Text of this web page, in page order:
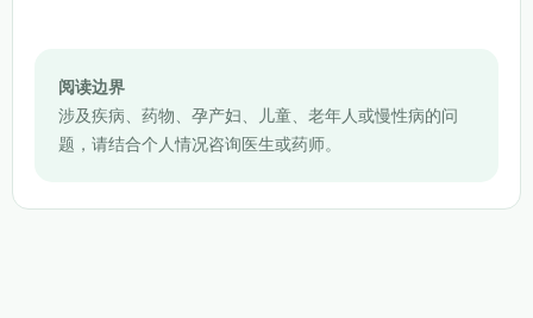
阅读边界
涉及疾病、药物、孕产妇、儿童、老年人或慢性病的问
题，请结合个人情况咨询医生或药师。